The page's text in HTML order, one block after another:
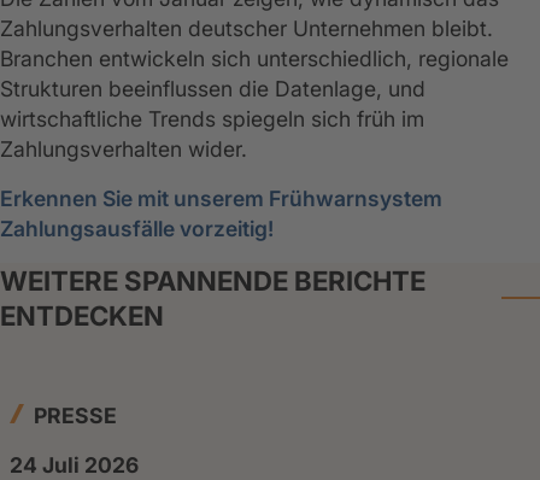
Zahlungsverhalten deutscher Unternehmen bleibt.
Branchen entwickeln sich unterschiedlich, regionale
Strukturen beeinflussen die Datenlage, und
wirtschaftliche Trends spiegeln sich früh im
Zahlungsverhalten wider.
Erkennen Sie mit unserem Frühwarnsystem
Zahlungsausfälle vorzeitig!
WEITERE SPANNENDE BERICHTE
ENTDECKEN
PRESSE
24 Juli 2026